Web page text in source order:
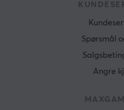
Spørsmål
Angre